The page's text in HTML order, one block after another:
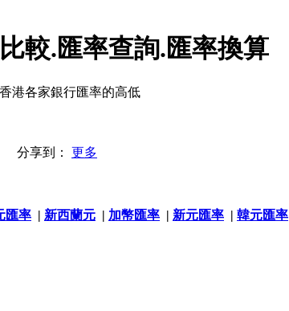
較.匯率查詢.匯率換算
港各家銀行匯率的高低
分享到： 更多
匯率 | 新西蘭元 | 加幣匯率 | 新元匯率 | 韓元匯率